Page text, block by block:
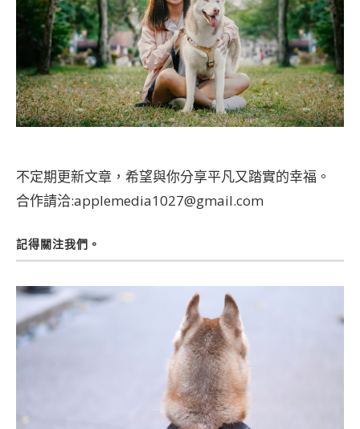
不定期更新文章，希望與你分享平凡又踏實的幸福。
合作請洽:applemedia1027@gmail.com
記得關注我們。